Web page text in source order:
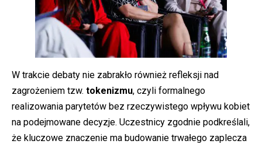
W trakcie debaty nie zabrakło również refleksji nad
zagrożeniem tzw. tokenizmu, czyli formalnego
realizowania parytetów bez rzeczywistego wpływu kobiet
na podejmowane decyzje. Uczestnicy zgodnie podkreślali,
że kluczowe znaczenie ma budowanie trwałego zaplecza